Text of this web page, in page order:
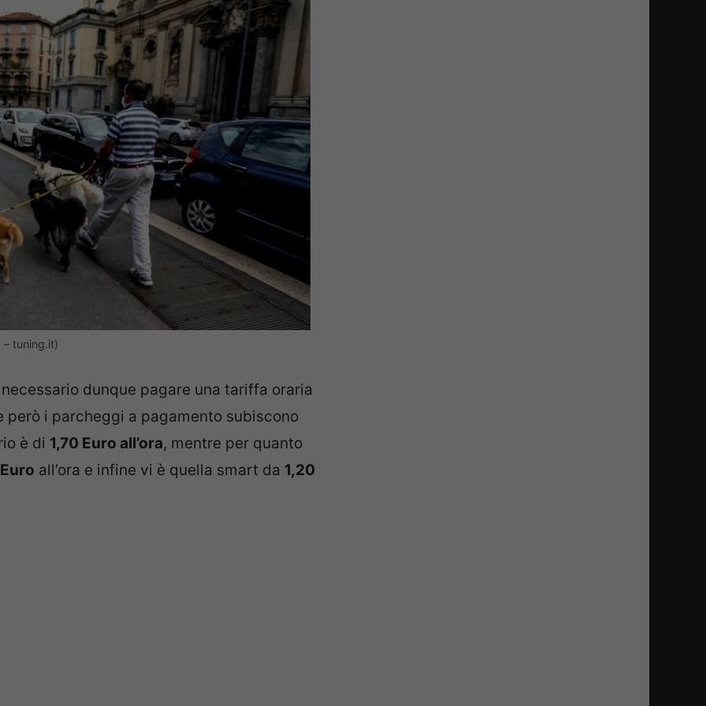
tuning.it)
dunque pagare una tariffa oraria
però i parcheggi a pagamento subiscono
è di 1,70 Euro all’ora, mentre per quanto
all’ora e infine vi è quella smart da 1,20